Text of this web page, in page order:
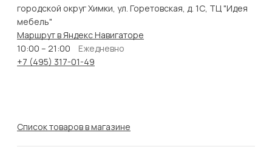
городской округ Химки, ул. Горетовская, д. 1С, ТЦ "Идея
мебель"
Маршрут в Яндекс Навигаторе
10:00 – 21:00
Ежедневно
+7 (495) 317-01-49
Список товаров в магазине